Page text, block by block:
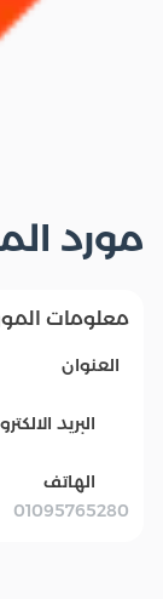
مورد
معلومات
العنوان
البريد
الهاتف
01095765280